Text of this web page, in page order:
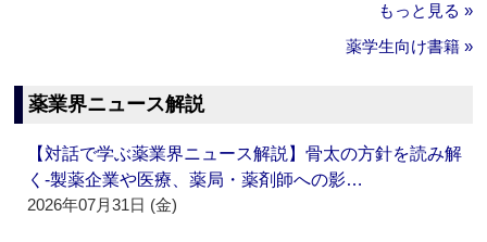
もっと見る »
薬学生向け書籍 »
薬業界ニュース解説
【対話で学ぶ薬業界ニュース解説】骨太の方針を読み解
く‐製薬企業や医療、薬局・薬剤師への影…
2026年07月31日 (金)